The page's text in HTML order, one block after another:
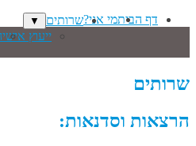
דף הביתמי אני?שרותים ▼
ייעוץ אישי
שרותים
הרצאות וסדנאות: